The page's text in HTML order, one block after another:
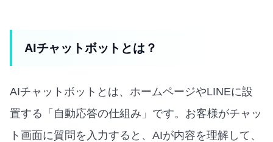
AIチャットボットとは？
AIチャットボットとは、ホームページやLINEに設
置する「自動応答の仕組み」です。お客様がチャッ
ト画面に質問を入力すると、AIが内容を理解して、